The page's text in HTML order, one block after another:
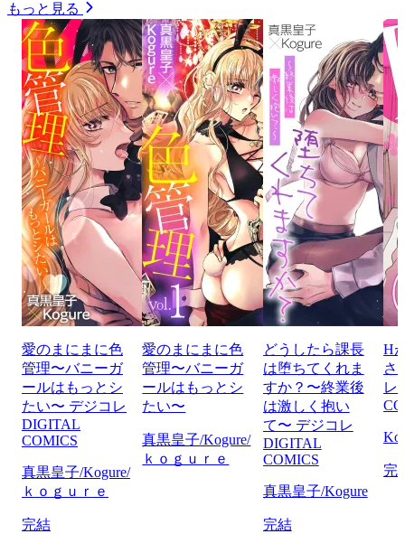
もっと見る
愛のまにまに色
管理〜バニーガ
ールはもっとシ
たい〜 デジコレ
DIGITAL
COMICS
真黒皇子/Kogure/
ｋｏｇｕｒｅ
完結
愛のまにまに色
管理〜バニーガ
ールはもっとシ
たい〜
真黒皇子/Kogure/
ｋｏｇｕｒｅ
どうしたら課長
は堕ちてくれま
すか？〜終業後
は激しく抱い
て〜 デジコレ
DIGITAL
COMICS
真黒皇子/Kogure
完結
H
さ
レ
完